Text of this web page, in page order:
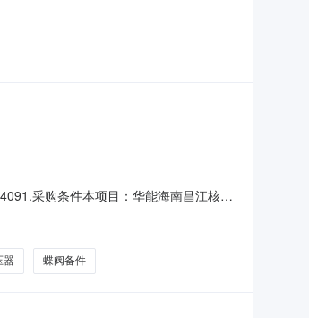
采购条件本项目：华能海南昌江核电
物料描述物料组物料组名称采购明细
器 蝶阀备件